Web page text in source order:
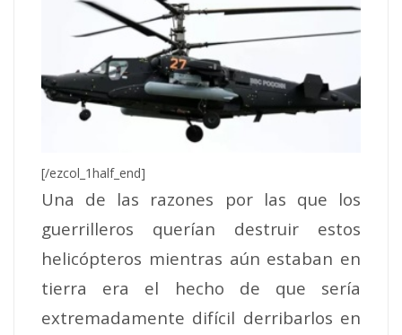
[/ezcol_1half_end]
Una de las razones por las que los
guerrilleros querían destruir estos
helicópteros mientras aún estaban en
tierra era el hecho de que sería
extremadamente difícil derribarlos en